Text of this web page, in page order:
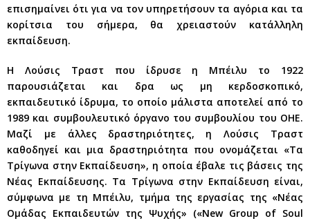
επισημαίνει ότι για να τον υπηρετήσουν τα αγόρια και τα
κορίτσια του σήμερα, θα χρειαστούν κατάλληλη
εκπαίδευση.
Η Λούσις Τραστ που ίδρυσε η Μπέιλυ το 1922
παρουσιάζεται και δρα ως μη κερδοσκοπικό,
εκπαιδευτικό ίδρυμα, το οποίο μάλιστα αποτελεί από το
1989 και συμβουλευτικό όργανο του συμβουλίου του ΟΗΕ.
Μαζί με άλλες δραστηριότητες, η Λούσις Τραστ
καθοδηγεί και μια δραστηριότητα που ονομάζεται «Τα
Τρίγωνα στην Εκπαίδευση», η οποία έβαλε τις βάσεις της
Νέας Εκπαίδευσης. Τα Τρίγωνα στην Εκπαίδευση είναι,
σύμφωνα με τη Μπέιλυ, τμήμα της εργασίας της «Νέας
Ομάδας Εκπαιδευτών της Ψυχής» («New Group of Soul